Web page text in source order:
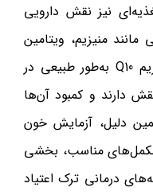
نیز نقش دارویی
منیزیم، ویتامین
B1، B6 و B12، ویتامین D و کوآنزیم Q10 به‌طور طبیعی در
دارند و کمبود آن‌ها
دلیل، آزمایش خون
مکمل‌های مناسب، بخشی
درمانی ترک اعتیاد